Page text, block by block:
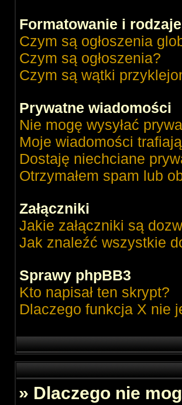
Formatowanie i
Czym są ogłoszenia
Czym są ogłoszenia?
Czym są wątki
Prywatne wiadomości
Nie mogę wysyłać
Moje wiadomości
Dostaję niechciane
Otrzymałem spam lub
Załączniki
Jakie załączniki są
Jak znaleźć wszystkie
Sprawy phpBB3
Kto napisał ten skrypt?
Dlaczego funkcja X nie
» Dlaczego nie